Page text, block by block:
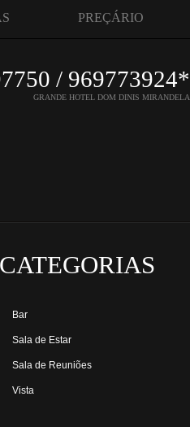
PREÇÁRIO
/ 969773924*
GRANDE HOTEL DOM DINIS MIRANDELA
CATEGORIAS
Bar
Sala de Estar
Sala de Reuniões
Vista